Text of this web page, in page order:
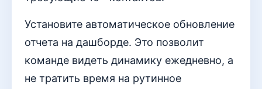
Установите автоматическое обновление
отчета на дашборде. Это позволит
команде видеть динамику ежедневно, а
не тратить время на рутинное